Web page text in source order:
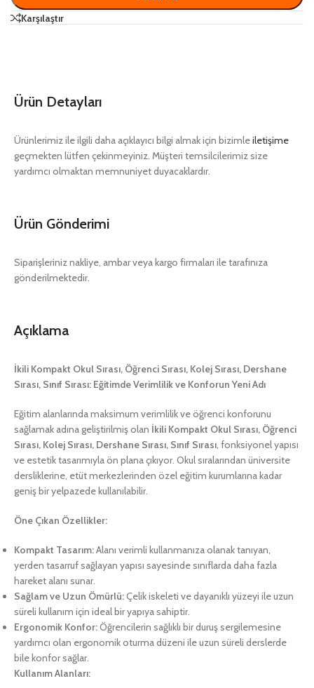
Karşılaştır
Ürün Detayları
Ürünlerimiz ile ilgili daha açıklayıcı bilgi almak için bizimleiletişime
geçmekten lütfen çekinmeyiniz. Müşteri temsilcilerimiz size
yardımcı olmaktan memnuniyet duyacaklardır.
Ürün Gönderimi
Siparişleriniz nakliye, ambar veya kargo firmaları ile tarafınıza
gönderilmektedir.
Açıklama
İkili Kompakt Okul Sırası, Öğrenci Sırası, Kolej Sırası, Dershane
Sırası, Sınıf Sırası: Eğitimde Verimlilik ve Konforun Yeni Adı
Eğitim alanlarında maksimum verimlilik ve öğrenci konforunu
sağlamak adına geliştirilmiş olan İkili Kompakt Okul Sırası, Öğrenci
Sırası, Kolej Sırası, Dershane Sırası, Sınıf Sırası, fonksiyonel yapısı
ve estetik tasarımıyla ön plana çıkıyor. Okul sıralarından üniversite
dersliklerine, etüt merkezlerinden özel eğitim kurumlarına kadar
geniş bir yelpazede kullanılabilir.
Öne Çıkan Özellikler:
Kompakt Tasarım:Alanı verimli kullanmanıza olanak tanıyan,
yerden tasarruf sağlayan yapısı sayesinde sınıflarda daha fazla
hareket alanı sunar.
Sağlam ve Uzun Ömürlü:Çelik iskeleti ve dayanıklı yüzeyi ile uzun
süreli kullanım için ideal bir yapıya sahiptir.
Ergonomik Konfor:Öğrencilerin sağlıklı bir duruş sergilemesine
yardımcı olan ergonomik oturma düzeni ile uzun süreli derslerde
bile konfor sağlar.
Kullanım Alanları: